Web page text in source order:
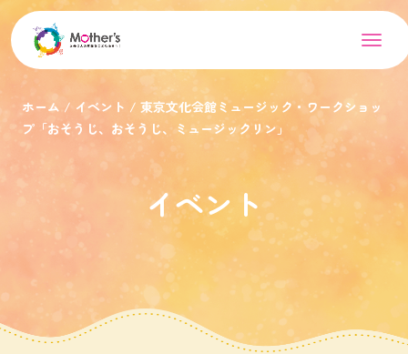
ホーム イベント
東京文化会館ミュージック・ワークショッ
プ「おそうじ、おそうじ、ミュージックリン」
イベント